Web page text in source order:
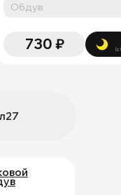
Обдув
730 ₽ (с